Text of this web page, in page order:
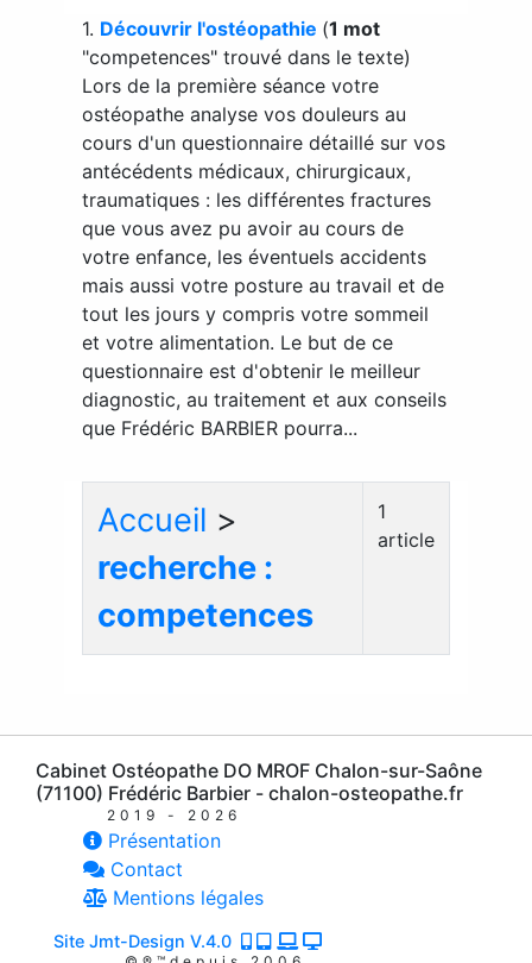
1. Découvrir l'ostéopathie (1 mot
"competences" trouvé dans le texte)
Lors de la première séance votre
ostéopathe analyse vos douleurs au
cours d'un questionnaire détaillé sur vos
antécédents médicaux, chirurgicaux,
traumatiques : les différentes fractures
que vous avez pu avoir au cours de
votre enfance, les éventuels accidents
mais aussi votre posture au travail et de
tout les jours y compris votre sommeil
et votre alimentation. Le but de ce
questionnaire est d'obtenir le meilleur
diagnostic, au traitement et aux conseils
que Frédéric BARBIER pourra...
Accueil >
recherche :
competences
1
article
Cabinet Ostéopathe DO MROF Chalon-sur-Saône
(71100) Frédéric Barbier - chalon-osteopathe.fr
2019 - 2026
Présentation
Contact
Mentions légales
Site Jmt-Design V.4.0